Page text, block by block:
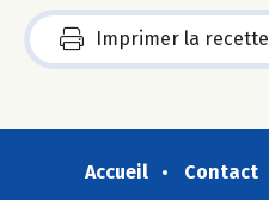
Imprimer la recette
Accueil Contact